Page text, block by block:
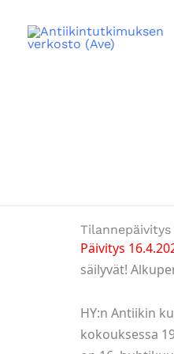
sisältöön
Päivitys
säilyvät!
HY:n Antiikin
kokouksessa